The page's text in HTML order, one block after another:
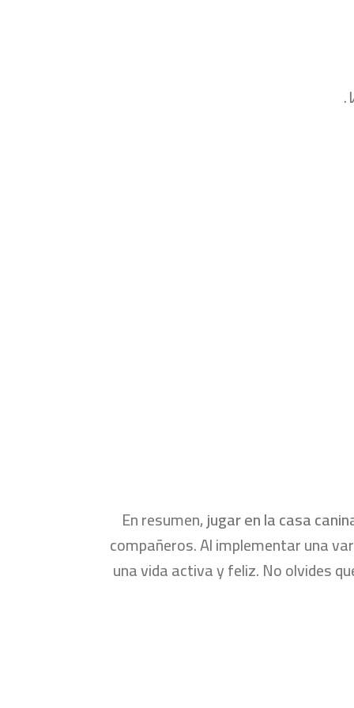
En resumen,jugar en la casa
compañeros. Al implementar una
una vida activa y feliz. No olvides